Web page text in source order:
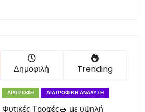
Δημοφιλή Trending
ΔΙΑΤΡΟΦΉ ΔΙΑΤΡΟΦΙΚΉ ΑΝΆΛΥΣΗ
Φυτικές Τροφές🥗 με υψηλή